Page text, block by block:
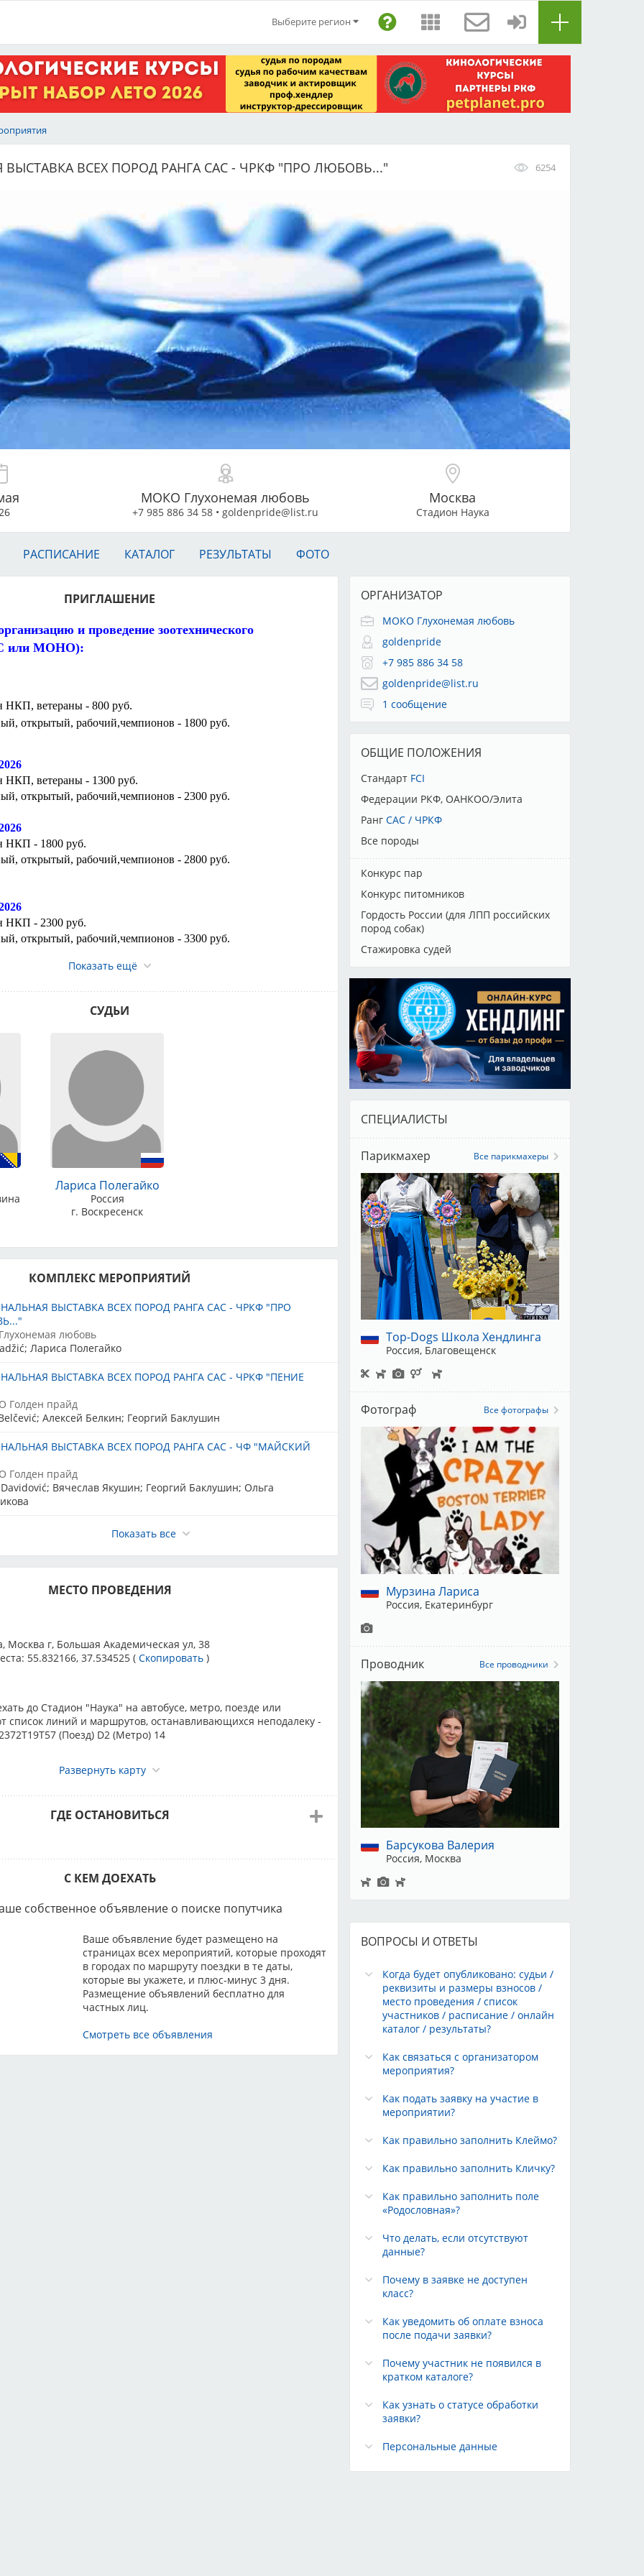
Выберите регион
ВСЕХ ПОРОД РАНГА САС - ЧРКФ "ПРО ЛЮБОВЬ..." 6254
МОКО Глухонемая любовь
+7 985 886 34 58 •goldenpride@list.ru
Москва
Стадион Наука
РАСПИСАНИЕ КАТАЛОГ РЕЗУЛЬТАТЫ ФОТО
ПРИГЛАШЕНИЕ
и проведение зоотехнического
или МОНО):
НКП, ветераны - 800 руб.
открытый, рабочий,чемпионов - 1800 руб.
НКП, ветераны - 1300 руб.
открытый, рабочий,чемпионов - 2300 руб.
НКП - 1800 руб.
открытый, рабочий,чемпионов - 2800 руб.
НКП - 2300 руб.
открытый, рабочий,чемпионов - 3300 руб.
открытый, рабочий,чемпионов - 3800 руб.
10 ЛЕТ БЕСПЛАТНО!!!
ТОЛЬКО НА РАСЧЕТНЫЙ СЧЕТ
четко и по образцу писать назначение платежа.
ЗАПИСИ, ВСЕ НЕОПЛАЧЕННЫЕ СОБАКИ БУДУТ
ДЛЯ СОБАК ИЗ РЕГИОНОВ, ВЕСЬ ПЕРИОД
ДОПОЛНИТЕЛЬНАЯ СКИДКА 10%
на собак зарегистрированных в г. Москве, М.О., г.
СКИДКА НА ГРУППОВУЮ ЗАПИСЬ (от 5 записей)
по телефону+7 985 886-34-58 Наталья
:до 23.05.2025- 2000 руб.
пар, питомников, производителей (для монопородной
предварительной заявке, с внесением в каталог выставки и
— могут принять участие Лучшие представители (ЛПП)
Показать ещё
СУДЬИ
Лариса Полегайко
Россия
г. Воскресенск
КОМПЛЕКС МЕРОПРИЯТИЙ
ВЫСТАВКА ВСЕХ ПОРОД РАНГА САС - ЧРКФ "ПРО
любовь
Лариса Полегайко
ВЫСТАВКА ВСЕХ ПОРОД РАНГА САС - ЧРКФ "ПЕНИЕ
Голден прайд
Алексей Белкин; Георгий Баклушин
ВЫСТАВКА ВСЕХ ПОРОД РАНГА САС - ЧФ "МАЙСКИЙ
Голден прайд
Вячеслав Якушин; Георгий Баклушин; Ольга
Показать все
ВЫСТАВКА САС 8 группы
Вячеслав Якушин
ВЫСТАВКА САС 1 группы
ВЫСТАВКА САС 2 группы
Голден прайд
Голден прайд
Ольга Каретникова
Голден прайд
ВЫСТАВКА "АМЕРИКАНСКИЙ СТАФФОРДШИРСКИЙ
РАНГА КЧК
ВЫСТАВКА "БИГЛЬ" РАНГА КЧК
ВЫСТАВКА "БУЛЬТЕРЬЕР" РАНГА КЧК
ВЫСТАВКА "ЙОРКШИРСКИЙ ТЕРЬЕР" РАНГА КЧК
МЕСТО ПРОВЕДЕНИЯ
Москва г, Большая Академическая ул, 38
55.832166, 37.534525 ( Скопировать )
до Стадион "Наука" на автобусе, метро, поезде или
список линий и маршрутов, останавливающихся неподалеку -
(Поезд) D2 (Метро) 14
Развернуть карту
ГДЕ ОСТАНОВИТЬСЯ
С КЕМ ДОЕХАТЬ
собственное объявление о поиске попутчика
Ваше объявление будет размещено на
страницах всех мероприятий, которые проходят
в городах по маршруту поездки в те даты,
которые вы укажете, и плюс-минус 3 дня.
Размещение объявлений бесплатно для
частных лиц.
Смотреть все объявления
ОРГАНИЗАТОР
МОКО Глухонемая любовь
goldenpride
+7 985 886 34 58
goldenpride@list.ru
1 сообщение
ОБЩИЕ ПОЛОЖЕНИЯ
Стандарт FCI
Федерации РКФ, ОАНКОО/Элита
Ранг CAC / ЧРКФ
Все породы
Конкурс пар
Конкурс питомников
Гордость России (для ЛПП российских
пород собак)
Стажировка судей
СПЕЦИАЛИСТЫ
Парикмахер
Top-Dogs Школа Хендлинга
Россия, Благовещенск
Все парикмахеры
Фотограф
Мурзина Лариса
Россия, Екатеринбург
Все фотографы
Проводник
Барсукова Валерия
Россия, Москва
Все проводники
ВОПРОСЫ И ОТВЕТЫ
Когда будет опубликовано: судьи /
реквизиты и размеры взносов /
место проведения / список
участников / расписание / онлайн
каталог / результаты?
Как связаться с организатором
мероприятия?
Как подать заявку на участие в
мероприятии?
Как правильно заполнить Клеймо?
Как правильно заполнить Кличку?
Как правильно заполнить поле
«Родословная»?
Что делать, если отсутствуют
данные?
Почему в заявке не доступен
класс?
Как уведомить об оплате взноса
после подачи заявки?
Почему участник не появился в
кратком каталоге?
Как узнать о статусе обработки
заявки?
Персональные данные